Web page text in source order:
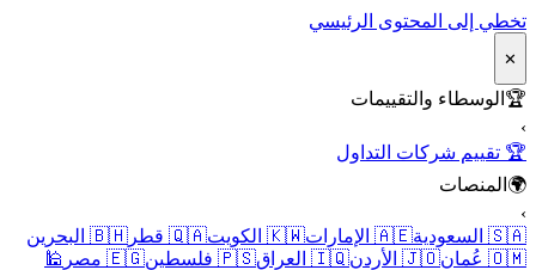
تخطي إلى المحتوى الرئيسي
✕
🏆 الوسطاء والتقييمات
›
🏆 تقييم شركات التداول
🌍 المنصات
›
🇸🇦 السعودية
🇦🇪 الإمارات 🇰🇼 الكويت 🇶🇦 قطر
🇧🇭 البحرين
🇴🇲 عُمان
🇯🇴 الأردن 🇮🇶 العراق 🇵🇸 فلسطين 🇪🇬 مصر
🕌